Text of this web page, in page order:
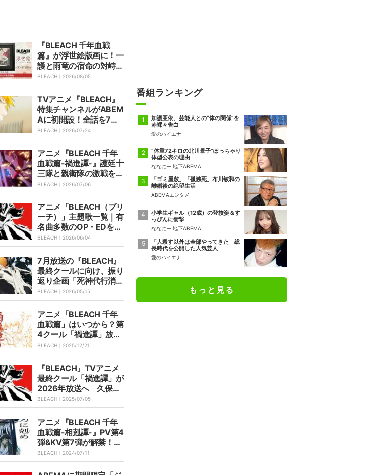
『BLEACH 千年血戦
篇』が浮世絵版画に！一
護と雨竜の宿命の対峙を
描くアート作品が8月5
日発売
BLEACH｜ 2026/08/05
TVアニメ『BLEACH』
特集チャンネルがABEM
Aに初開設！全話を7月2
5日より毎日無料放送
BLEACH｜ 2026/07/24
アニメ『BLEACH 千年
血戦篇-禍進譚-』護廷十
三隊と親衛隊の激戦を描
くファイナルPV公開！
OP＆ED音源も初解禁
BLEACH｜ 2026/07/06
アニメ「BLEACH（ブリ
ーチ）」主題歌一覧｜有
名曲多数のOP・EDを網
羅
BLEACH｜ 2026/06/04
7月放送の『BLEACH』
最終クールに向け、振り
返り企画「死神代行消失
篇」ビジュアル解禁！
BLEACH｜ 2026/05/15
アニメ「BLEACH 千年
血戦篇」はいつから？第
4クール「禍進譚」放
送・配信情報まとめ【ブ
リーチ】
BLEACH｜ 2025/12/21
『BLEACH』TVアニメ
最終クール「禍進譚」が
2026年放送へ 久保帯
人氏らコメント到着
BLEACH｜ 2025/07/05
アニメ『BLEACH 千年
血戦篇-相剋譚-』PV第4
弾&KV第7弾が解禁！第
3クールに向けたスペシ
ャルムービーも公開に
BLEACH｜ 2024/07/11
番組ランキング
加護亜依、芸能人との“体の関係”を
赤裸々告白
愛のハイエナ
“体重72キロの北川景子”ぽっちゃり
体型公表の理由
ななにー 地下ABEMA
「ゴミ屋敷」「孤独死」布川敏和の
離婚後の絶望生活
ABEMAエンタメ
小学生ギャル（12歳）の登校姿＆す
っぴんに衝撃
ななにー 地下ABEMA
「人殺す以外は全部やってきた」総
長時代を公開した人気芸人
愛のハイエナ
もっと見る